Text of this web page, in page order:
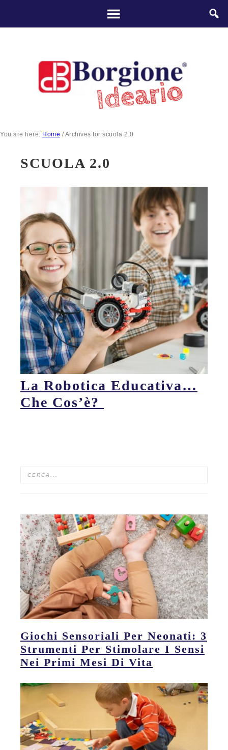
You are here: Home /Archives for scuola 2.0
SCUOLA 2.0
La Robotica Educativa…
Che Cos’è?
Giochi Sensoriali Per Neonati: 3
Strumenti Per Stimolare I Sensi
Nei Primi Mesi Di Vita